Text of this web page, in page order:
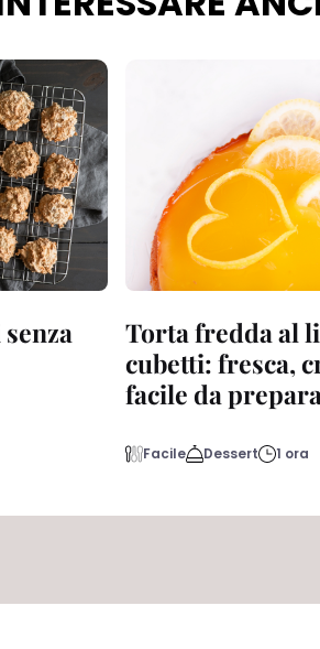
Torta fredda al
cubetti: fresca,
facile da
Facile Dessert 1 ora